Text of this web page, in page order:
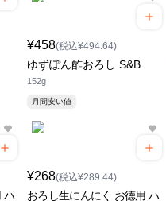
¥458(税込¥494.64)
ゆずぽん酢おろし S&B
152g
月間安い値
ハ
¥268(税込¥289.44)
おろし生にんにく お徳用 ハ